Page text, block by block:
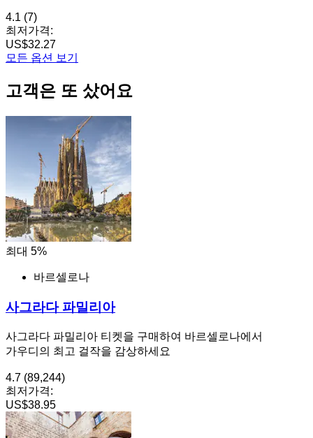
4.1 (7)
최저가격:
US$32.27
모든 옵션 보기
고객은 또 샀어요
최대 5%
바르셀로나
사그라다 파밀리아
사그라다 파밀리아 티켓을 구매하여 바르셀로나에서
가우디의 최고 걸작을 감상하세요
4.7 (89,244)
최저가격:
US$38.95